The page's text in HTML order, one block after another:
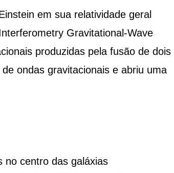
em sua relatividade geral
Gravitational-Wave
produzidas pela fusão de dois
ondas gravitacionais e abriu uma
no centro das galáxias